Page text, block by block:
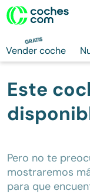
GRATIS
Vender coche
Este
Pero no te
mostraremos
para que